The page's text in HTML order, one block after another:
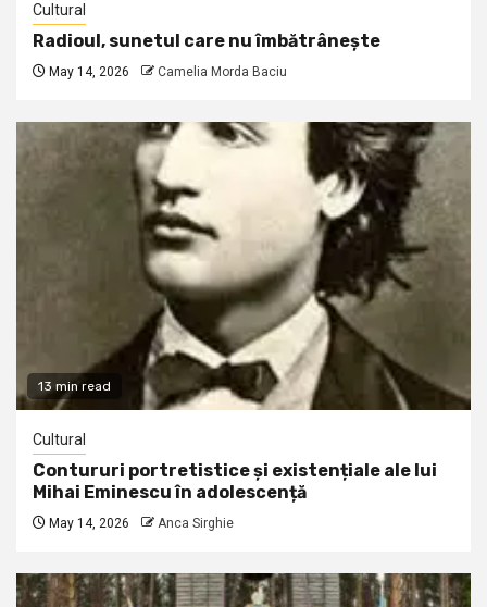
Cultural
Radioul, sunetul care nu îmbătrânește
May 14, 2026 Camelia Morda Baciu
13 min read
Cultural
Contururi portretistice și existențiale ale lui
Mihai Eminescu în adolescență
May 14, 2026 Anca Sirghie